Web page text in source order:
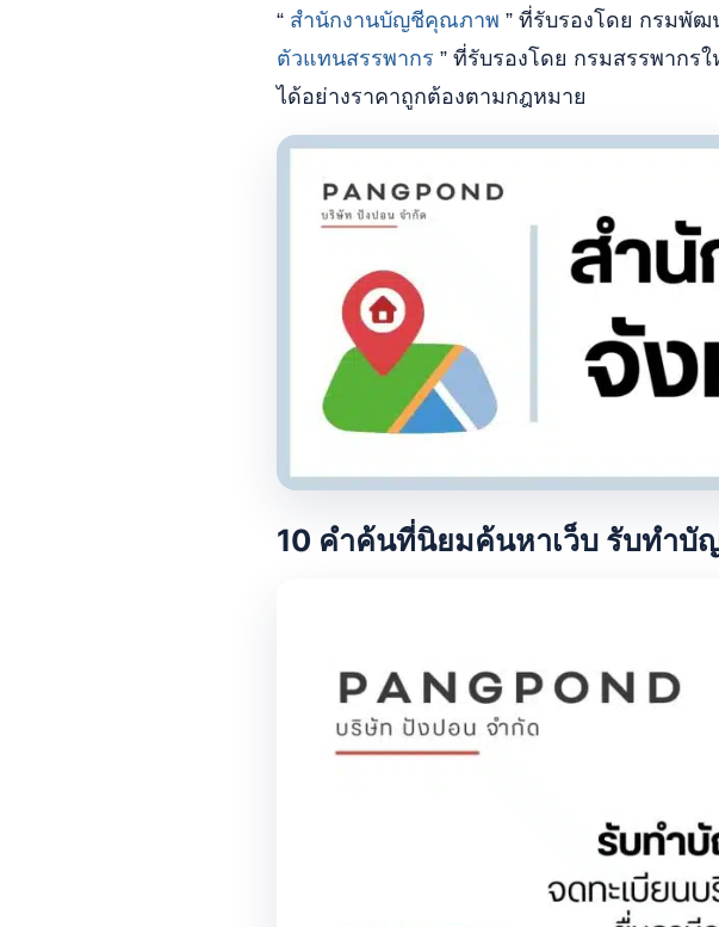
“ สำนักงานบัญชีคุณภาพ ” ที่รับรองโดย กรมพัฒ
ตัวแทนสรรพากร ” ที่รับรองโดย กรมสรรพากร
ได้อย่างราคาถูกต้องตามกฎหมาย
10 คำค้นที่นิยมค้นหาเว็บ รับทำบั